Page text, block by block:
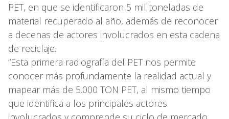
PET, en que se identificaron 5 mil toneladas de
material recuperado al año, además de reconocer
a decenas de actores involucrados en esta cadena
de reciclaje.
“Esta primera radiografía del PET nos permite
conocer más profundamente la realidad actual y
mapear más de 5.000 TON PET, al mismo tiempo
que identifica a los principales actores